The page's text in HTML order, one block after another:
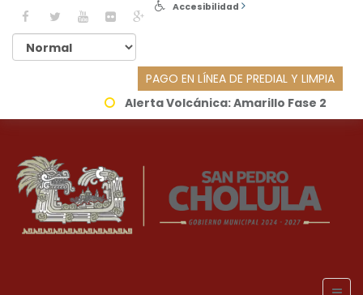
Accesibilidad
PAGO EN LÍNEA DE PREDIAL Y LIMPIA
Alerta Volcánica:Amarillo Fase 2